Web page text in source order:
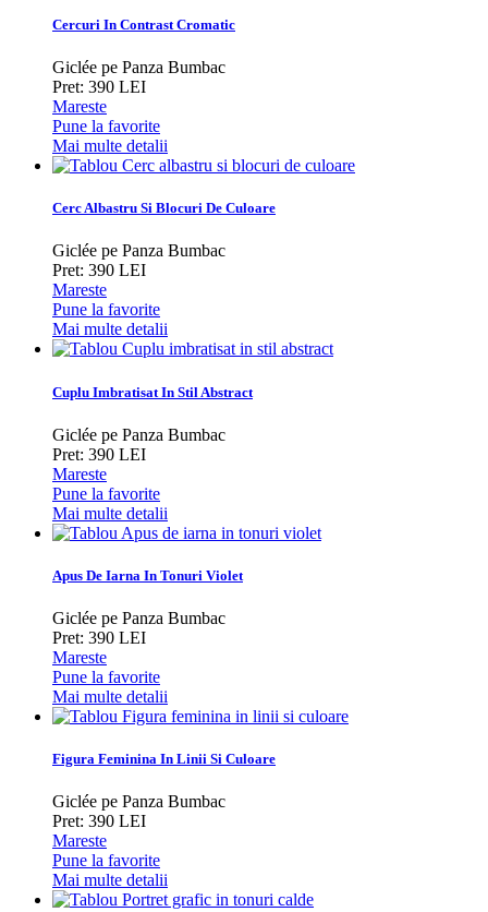
Cercuri In Contrast Cromatic
Giclée pe Panza Bumbac
Pret: 390 LEI
Mareste
Pune la favorite
Mai multe detalii
Cerc Albastru Si Blocuri De Culoare
Giclée pe Panza Bumbac
Pret: 390 LEI
Mareste
Pune la favorite
Mai multe detalii
Cuplu Imbratisat In Stil Abstract
Giclée pe Panza Bumbac
Pret: 390 LEI
Mareste
Pune la favorite
Mai multe detalii
Apus De Iarna In Tonuri Violet
Giclée pe Panza Bumbac
Pret: 390 LEI
Mareste
Pune la favorite
Mai multe detalii
Figura Feminina In Linii Si Culoare
Giclée pe Panza Bumbac
Pret: 390 LEI
Mareste
Pune la favorite
Mai multe detalii